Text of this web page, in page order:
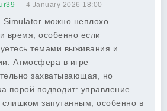
4 January 2026 18:00
Simulator можно неплохо
время, особенно если
темами выживания и
Атмосфера в игре
захватывающая, но
порой подводит: управление
слишком запутанным, особенно в